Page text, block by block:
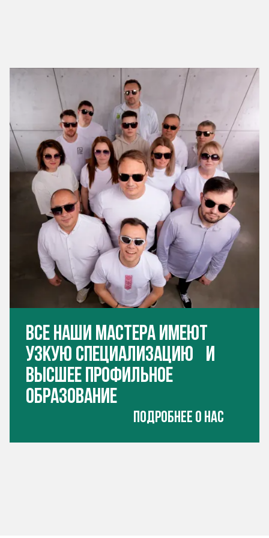
Все Наши мастера имеют
узкую специализацию и
высшее профильное
образование
Подробнее о нас